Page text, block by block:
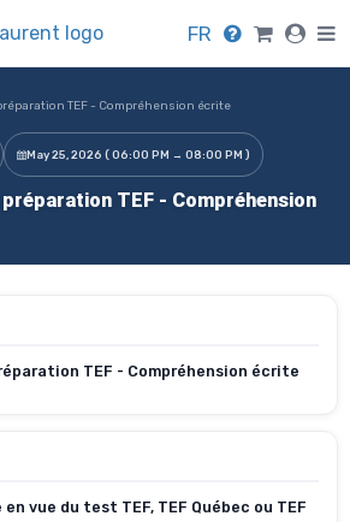
FR
TEF - Compréhension écrite
May 25, 2026 ( 06:00 PM → 08:00 PM )
TEF - Compréhension
TEF - Compréhension écrite
vue du test TEF, TEF Québec ou TEF